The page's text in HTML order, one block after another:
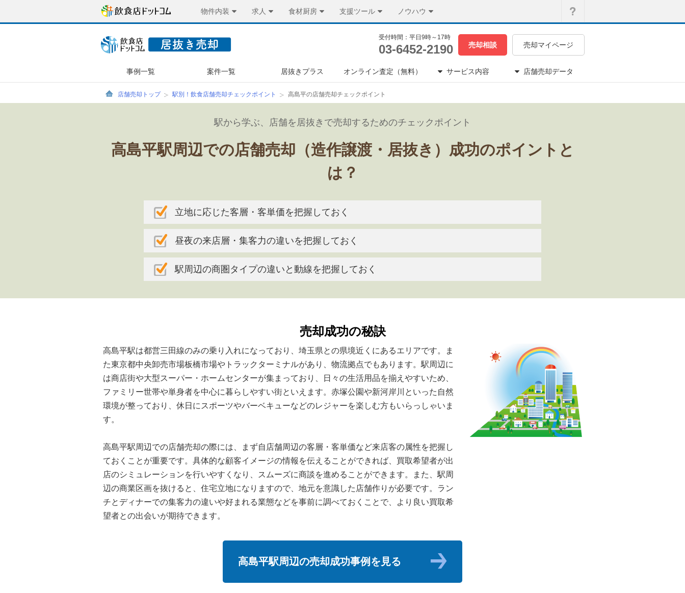
物件内装 求人 食材厨房 支援ツール ノウハウ
受付時間：平日9時～17時
03-6452-2190 売却相談 売却マイページ
事例一覧 案件一覧 居抜きプラス オンライン査定（無料） サービス内容 店舗売却データ
店舗売却トップ 駅別！飲食店舗売却チェックポイント 高島平の店舗売却チェックポイント
駅から学ぶ、店舗を居抜きで売却するためのチェックポイント
高島平駅周辺での店舗売却（造作譲渡・居抜き）成功のポイントと
は？
立地に応じた客層・客単価を把握しておく
昼夜の来店層・集客力の違いを把握しておく
駅周辺の商圏タイプの違いと動線を把握しておく
売却成功の秘訣
高島平駅は都営三田線のみの乗り入れになっており、埼玉県との県境近くにあるエリアです。ま
た東京都中央卸売市場板橋市場やトラックターミナルがあり、物流拠点でもあります。駅周辺に
は商店街や大型スーパー・ホームセンターが集まっており、日々の生活用品を揃えやすいため、
ファミリー世帯や単身者を中心に暮らしやすい街といえます。赤塚公園や新河岸川といった自然
環境が整っており、休日にスポーツやバーベキューなどのレジャーを楽しむ方もいらっしゃいま
す。
高島平駅周辺での店舗売却の際には、まず自店舗周辺の客層・客単価など来店客の属性を把握し
ておくことが重要です。具体的な顧客イメージの情報を伝えることができれば、買取希望者が出
店のシミュレーションを行いやすくなり、スムーズに商談を進めることができます。また、駅周
辺の商業区画を抜けると、住宅立地になりますので、地元を意識した店舗作りが必要です。ラン
チとディナーでの集客力の違いや好まれる業態などを事前に調べておくことで、より良い買取希
望者との出会いが期待できます。
高島平駅周辺の売却成功事例を見る